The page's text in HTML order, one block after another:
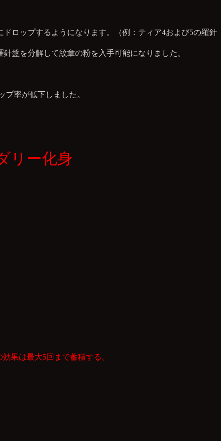
ロップするようになります。（例：ティア4および5の羅針
盤を分解して紋章の粉を入手可能になりました。
率が低下しました。
リー化身
果は最大5回まで蓄積する。